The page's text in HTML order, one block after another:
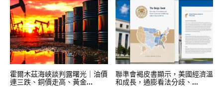
霍爾木茲海峽談判露曙光｜油價
連三跌、銅價走高、黃金...
聯準會褐皮書顯示，美國經濟溫
和成長，通膨看法分歧、...